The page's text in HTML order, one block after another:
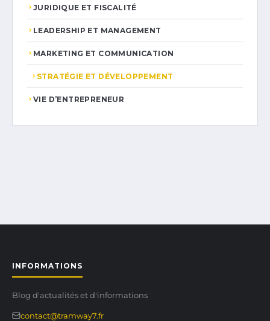
JURIDIQUE ET FISCALITÉ
LEADERSHIP ET MANAGEMENT
MARKETING ET COMMUNICATION
STRATÉGIE ET DÉVELOPPEMENT
VIE D’ENTREPRENEUR
INFORMATIONS
Blog d'actualités et d'informations
contact@tramway7.fr